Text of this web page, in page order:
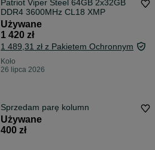
Patriot Viper Steel 64GB 2x32GB
DDR4 3600MHz CL18 XMP
Używane
1 420 zł
1 489,31 zł z Pakietem Ochronnym
Koło
26 lipca 2026
Sprzedam parę kolumn
Używane
400 zł